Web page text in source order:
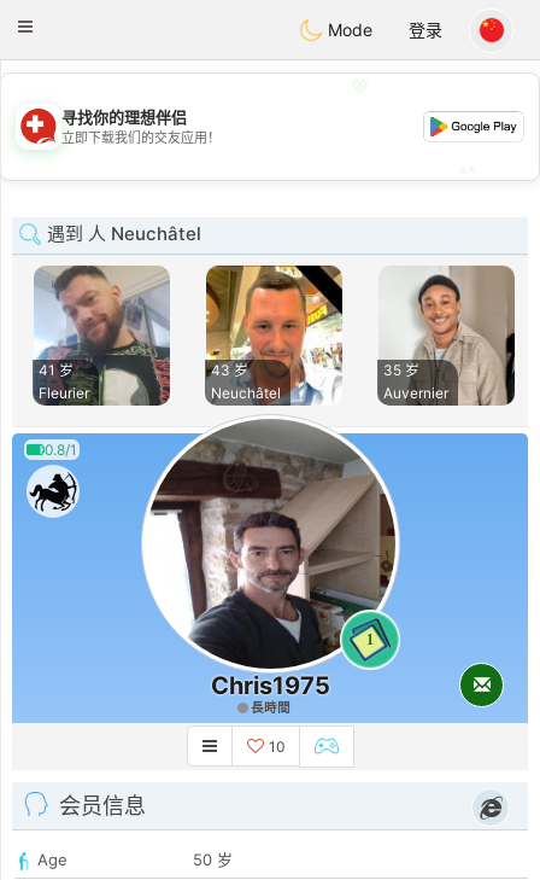
Suissi
Toggle
Mode 登录
💖
💕
寻找你的理想伴侣
立即下载我们的交友应用！
遇到 人 Neuchâtel
41 岁
Fleurier
43 岁
Neuchâtel
35 岁
Auvernier
0.8/1
1
Chris1975
長時間
10
会员信息
Age
50 岁